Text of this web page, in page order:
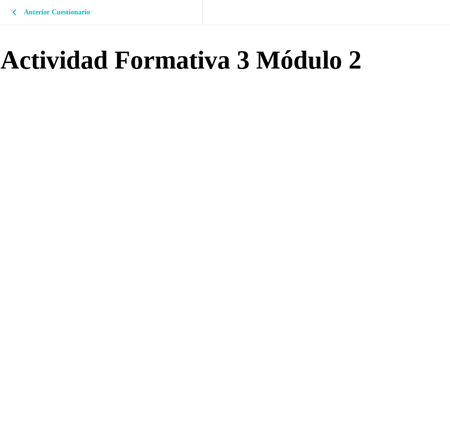
Anterior Cuestionario
Actividad Formativa 3 Módulo 2